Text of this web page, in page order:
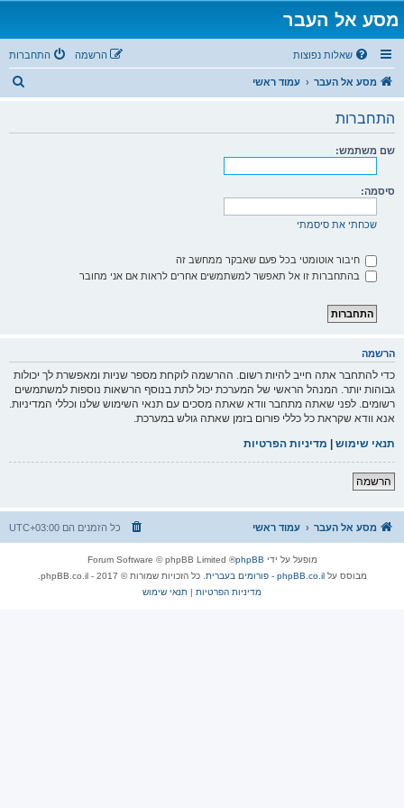
מסע אל העבר
שאלות נפוצות התחברות הרשמה
מסע אל העבר עמוד ראשי
התחברות
שם משתמש:
סיסמה:
שכחתי את סיסמתי
חיבור אוטומטי בכל פעם שאבקר ממחשב זה
בהתחברות זו אל תאפשר למשתמשים אחרים לראות אם אני מחובר
הרשמה
כדי להתחבר אתה חייב להיות רשום. ההרשמה לוקחת מספר שניות ומאפשרת לך יכולות
גבוהות יותר. המנהל הראשי של המערכת יכול לתת בנוסף הרשאות נוספות למשתמשים
רשומים. לפני שאתה מתחבר וודא שאתה מסכים עם תנאי השימוש שלנו וכללי המדיניות.
אנא וודא שקראת כל כללי פורום בזמן שאתה גולש במערכת.
תנאי שימוש | מדיניות הפרטיות
הרשמה
מסע אל העבר עמוד ראשי כל הזמנים הם UTC+03:00
מופעל על ידי phpBB
® Forum Software © phpBB Limited
מבוסס עלphpBB.co.il - פורומים בעברית
. כל הזכויות שמורות © 2017 - phpBB.co.il.
מדיניות הפרטיות | תנאי שימוש